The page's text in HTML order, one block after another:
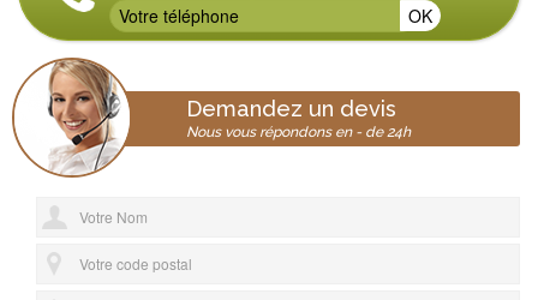
Demandez un devis
Nous vous répondons en - de 24h